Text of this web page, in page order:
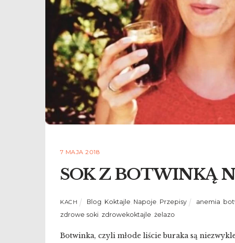
7 MAJA 2018
SOK Z BOTWINKĄ
KACH Blog Koktajle Napoje Przepisy anemia
zdrowe soki zdrowekoktajle żelazo
Botwinka, czyli młode liście buraka są